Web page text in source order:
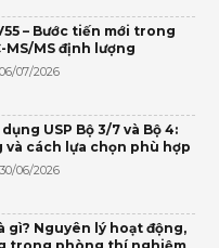
– Bước tiến mới trong
MS/MS định lượng
06/07/2026
USP Bộ 3/7 và Bộ 4:
và cách lựa chọn phù hợp
30/06/2026
gì? Nguyên lý hoạt động,